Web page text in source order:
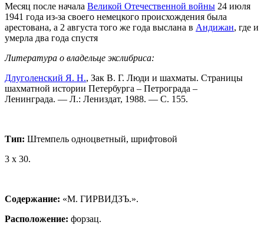
Месяц после начала Великой Отечественной войны 24 июля
1941 года из-за своего немецкого происхождения была
арестована, а 2 августа того же года выслана в Андижан, где и
умерла два года спустя
Литература о владельце экслибриса:
Длуголенский Я. Н., Зак В. Г. Люди и шахматы. Страницы
шахматной истории Петербурга – Петрограда –
Ленинграда. — Л.: Лениздат, 1988. — С. 155.
Тип: Штемпель одноцветный, шрифтовой
3 х 30.
Содержание: «М. ГИРВИДЗЪ.».
Расположение: форзац.